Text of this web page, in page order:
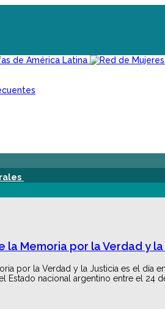
la Memoria por la Verdad y
por la Verdad y la Justicia es el día
Estado nacional argentino entre el 24